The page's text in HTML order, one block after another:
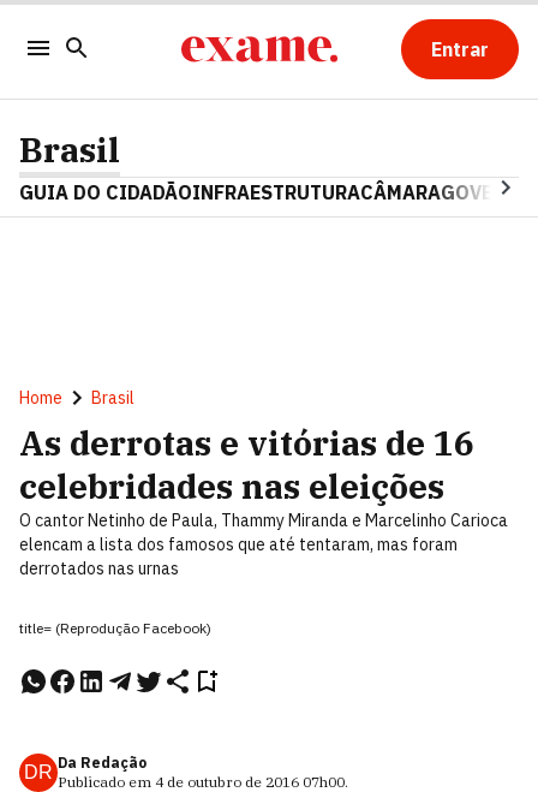
Entrar
Brasil
GUIA DO CIDADÃOINFRAESTRUTURACÂMARAGOVERNO
Home Brasil
As derrotas e vitórias de 16
celebridades nas eleições
O cantor Netinho de Paula, Thammy Miranda e Marcelinho Carioca
elencam a lista dos famosos que até tentaram, mas foram
derrotados nas urnas
title= (Reprodução Facebook)
DR Da Redação
Publicado em 4 de outubro de 2016 07h00.